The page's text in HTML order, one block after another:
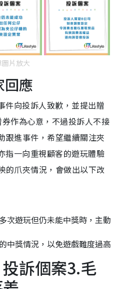
圖片放大
回應
件向投訴人致歉，並提出贈
作為心意，不過投訴人不接
跟進事件，希望繼續關注夾
指一向重視顧客的遊玩體驗
的爪夾情況，會做出以下改
次遊玩但仍未能中獎時，主動
中獎情況，以免遊戲難度過高
訴個案3.毛